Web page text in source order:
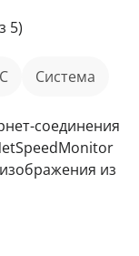
5)
ОС Система
соединения
из